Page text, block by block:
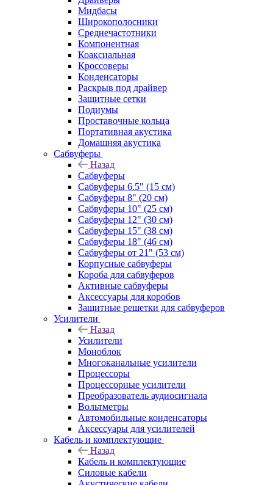
Мидбасы
Широкополосники
Среднечастотники
Компонентная
Коаксиальная
Кроссоверы
Конденсаторы
Раскрыв под драйвер
Защитные сетки
Подиумы
Проставочные кольца
Портативная акустика
Домашняя акустика
Сабвуферы
Назад
Сабвуферы
Сабвуферы 6.5" (15 см)
Сабвуферы 8" (20 см)
Сабвуферы 10" (25 см)
Сабвуферы 12" (30 см)
Сабвуферы 15" (38 см)
Сабвуферы 18" (46 см)
Сабвуферы от 21" (53 см)
Корпусные сабвуферы
Короба для сабвуферов
Активные сабвуферы
Аксессуары для коробов
Защитные решетки для сабвуферов
Усилители
Назад
Усилители
Моноблок
Многоканальные усилители
Процессоры
Процессорные усилители
Преобразователь аудиосигнала
Вольтметры
Автомобильные конденсаторы
Аксессуары для усилителей
Кабель и комплектующие
Назад
Кабель и комплектующие
Силовые кабели